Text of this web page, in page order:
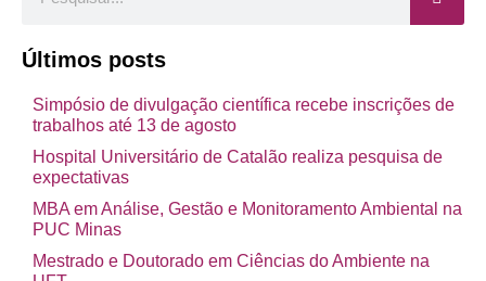
Últimos posts
Simpósio de divulgação científica recebe inscrições de
trabalhos até 13 de agosto
Hospital Universitário de Catalão realiza pesquisa de
expectativas
MBA em Análise, Gestão e Monitoramento Ambiental na
PUC Minas
Mestrado e Doutorado em Ciências do Ambiente na